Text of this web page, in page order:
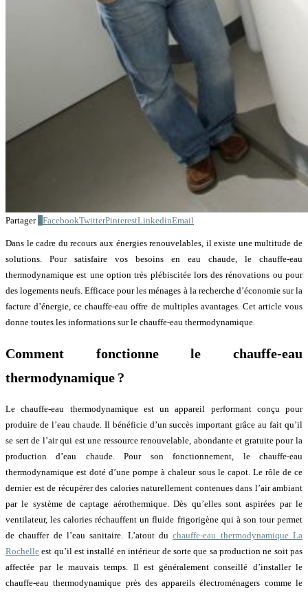
Partager FacebookTwitterPinterestLinkedinEmail
Dans le cadre du recours aux énergies renouvelables, il existe une multitude de
solutions. Pour satisfaire vos besoins en eau chaude, le chauffe-eau
thermodynamique est une option très plébiscitée lors des rénovations ou pour
des logements neufs. Efficace pour les ménages à la recherche d’économie sur la
facture d’énergie, ce chauffe-eau offre de multiples avantages. Cet article vous
donne toutes les informations sur le chauffe-eau thermodynamique.
Comment fonctionne le chauffe-eau
thermodynamique ?
Le chauffe-eau thermodynamique est un appareil performant conçu pour
produire de l’eau chaude. Il bénéficie d’un succès important grâce au fait qu’il
se sert de l’air qui est une ressource renouvelable, abondante et gratuite pour la
production d’eau chaude. Pour son fonctionnement, le chauffe-eau
thermodynamique est doté d’une pompe à chaleur sous le capot. Le rôle de ce
dernier est de récupérer des calories naturellement contenues dans l’air ambiant
par le système de captage aérothermique. Dès qu’elles sont aspirées par le
ventilateur, les calories réchauffent un fluide frigorigène qui à son tour permet
de chauffer de l’eau sanitaire. L’atout duchauffe-eau thermodynamique La
Rochelle est qu’il est installé en intérieur de sorte que sa production ne soit pas
affectée par le mauvais temps. Il est généralement conseillé d’installer le
chauffe-eau thermodynamique près des appareils électroménagers comme le